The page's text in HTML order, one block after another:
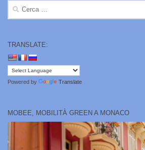
Ricerca
TRANSLATE:
Powered by Translate
MOBEE, MOBILITÀ GREEN A MONACO